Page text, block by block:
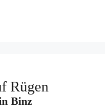
Rügen
Binz